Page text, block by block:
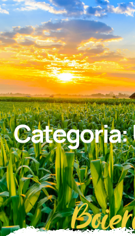
Categoria: